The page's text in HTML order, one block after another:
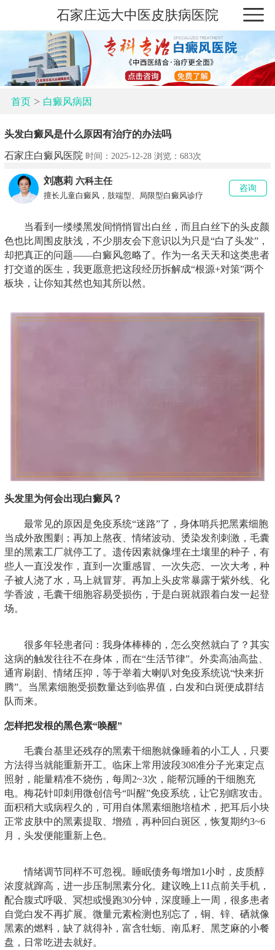
石家庄远大中医皮肤病医院
首页> 白癜风病因
头发白癜风是什么原因有治疗的办法吗
石家庄白癜风医院 时间：2025-12-28 浏览： 683次
刘惠莉 六科主任
擅长儿童白癜风，肢端型、局限型白癜风诊疗
咨询
当看到一缕缕黑发间悄悄冒出白丝，而且白丝下的头皮颜
色也比周围皮肤浅，不少朋友会下意识以为只是“白了头发”，
却把真正的问题——白癜风忽略了。作为一名天天和这类患者
打交道的医生，我更愿意把这段经历拆解成“根源+对策”两个
板块，让你知其然也知其所以然。
头发里为何会出现白癜风？
最常见的原因是免疫系统“迷路”了，身体哨兵把黑素细胞
当成外敌围剿；再加上熬夜、情绪波动、烫染发剂刺激，毛囊
里的黑素工厂就停工了。遗传因素就像埋在土壤里的种子，有
些人一直没发作，直到一次重感冒、一次失恋、一次大考，种
子被人浇了水，马上就冒芽。再加上头皮常暴露于紫外线、化
学香波，毛囊干细胞容易受损伤，于是白斑就跟着白发一起登
场。
很多年轻患者问：我身体棒棒的，怎么突然就白了？其实
这病的触发往往不在身体，而在“生活节律”。外卖高油高盐、
通宵刷剧、情绪压抑，等于举着大喇叭对免疫系统说“快来折
腾”。当黑素细胞受损数量达到临界值，白发和白斑便成群结
队而来。
怎样把发根的黑色素“唤醒”
毛囊台基里还残存的黑素干细胞就像睡着的小工人，只要
方法得当就能重新开工。临床上常用波段308准分子光束定点
照射，能量精准不烧伤，每周2~3次，能帮沉睡的干细胞充
电。梅花针叩刺用微创信号“叫醒”免疫系统，让它别瞎攻击。
面积稍大或病程久的，可用自体黑素细胞培植术，把耳后小块
正常皮肤中的黑素提取、增殖，再种回白斑区，恢复期约3~6
月，头发便能重新上色。
情绪调节同样不可忽视。睡眠债务每增加1小时，皮质醇
浓度就蹿高，进一步压制黑素分化。建议晚上11点前关手机，
配合腹式呼吸、冥想或慢跑30分钟，深度睡上一周，很多患者
自觉白发不再扩展。微量元素检测也别忘了，铜、锌、硒就像
黑素的燃料，缺了就得补，富含牡蛎、南瓜籽、黑芝麻的小餐
盘，日常吃进去就好。